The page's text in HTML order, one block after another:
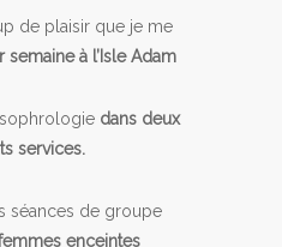
de plaisir que je me
semaine à l’Isle Adam
dans deux
services.
séances de groupe
enceintes